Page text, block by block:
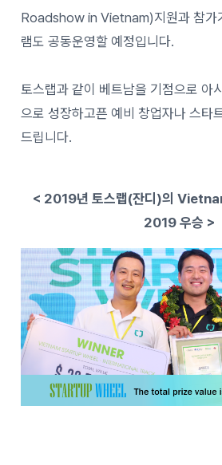
Roadshow in Vietnam)지원과 참가
램도 공동운영할 예정입니다.
토스랩과 같이 베트남을 기점으로 아
으로 성장하고픈 예비 창업자나 스타
드립니다.
< 2019년 토스랩(잔디)의
2019 우승 >